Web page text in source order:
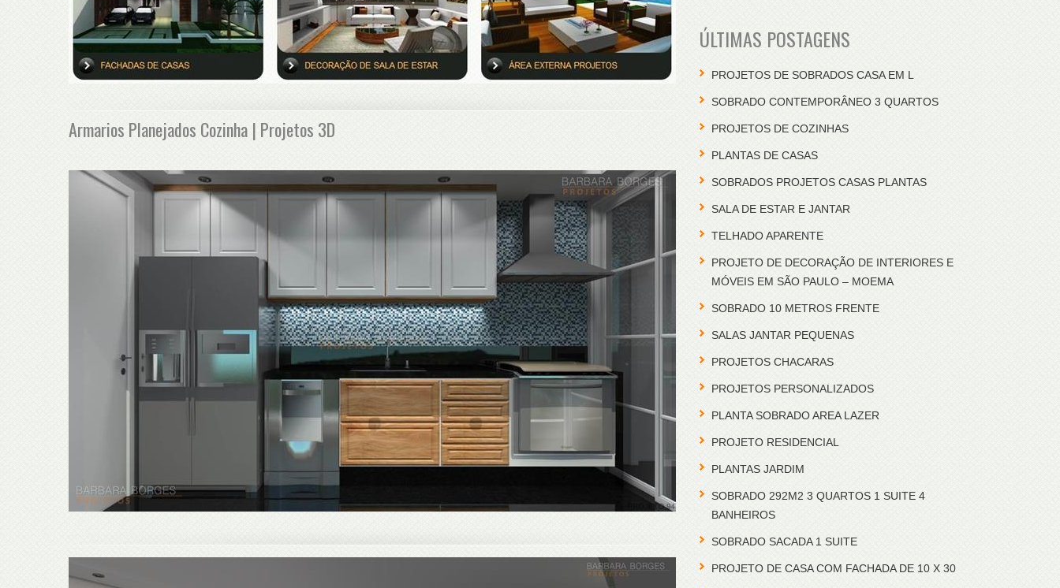
Armarios Planejados Cozinha | Projetos 3D
ÚLTIMAS POSTAGENS
PROJETOS DE SOBRADOS CASA EM L
SOBRADO CONTEMPORÂNEO 3 QUARTOS
PROJETOS DE COZINHAS
PLANTAS DE CASAS
SOBRADOS PROJETOS CASAS PLANTAS
SALA DE ESTAR E JANTAR
TELHADO APARENTE
PROJETO DE DECORAÇÃO DE INTERIORES E
MÓVEIS EM SÃO PAULO – MOEMA
SOBRADO 10 METROS FRENTE
SALAS JANTAR PEQUENAS
PROJETOS CHACARAS
PROJETOS PERSONALIZADOS
PLANTA SOBRADO AREA LAZER
PROJETO RESIDENCIAL
PLANTAS JARDIM
SOBRADO 292M2 3 QUARTOS 1 SUITE 4
BANHEIROS
SOBRADO SACADA 1 SUITE
PROJETO DE CASA COM FACHADA DE 10 X 30